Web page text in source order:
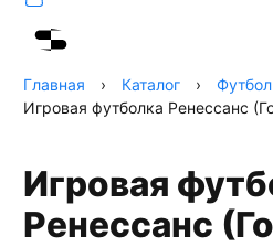
Главная › Каталог › Футбол
Игровая футболка Ренессанс
Игровая футболка
Ренессанс